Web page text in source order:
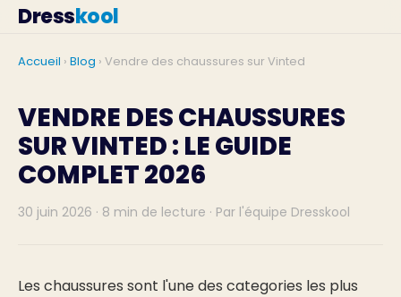
Dresskool
Accueil › Blog › Vendre des chaussures sur Vinted
VENDRE DES CHAUSSURES
SUR VINTED : LE GUIDE
COMPLET 2026
30 juin 2026 · 8 min de lecture · Par l'équipe Dresskool
Les chaussures sont l'une des categories les plus